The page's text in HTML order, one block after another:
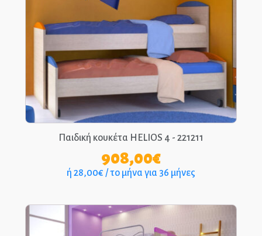
Παιδική κουκέτα HELIOS 4 - 221211
908,00€
ή 28,00€ / το μήνα για 36 μήνες